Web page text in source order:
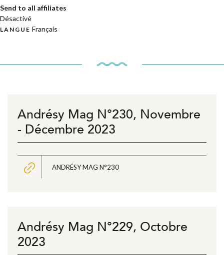
Send to all affiliates
Désactivé
LANGUE Français
Andrésy Mag N°230, Novembre
- Décembre 2023
ANDRÉSY MAG N°230
Andrésy Mag N°229, Octobre
2023